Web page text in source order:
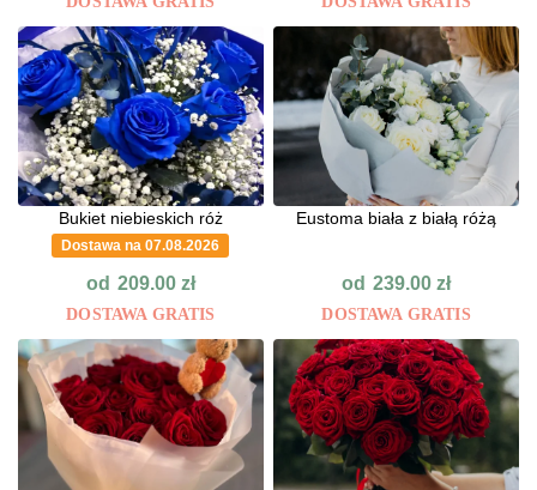
Bukiet niebieskich róż
Dostawa na 07.08.2026
od 209.00 zł
DOSTAWA GRATIS
Eustoma biała z białą różą
od 239.00zł
DOSTAWA GRATIS